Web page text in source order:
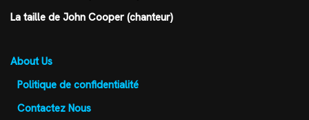
La taille de John Cooper (chanteur)
About Us
Politique de confidentialité
Contactez Nous